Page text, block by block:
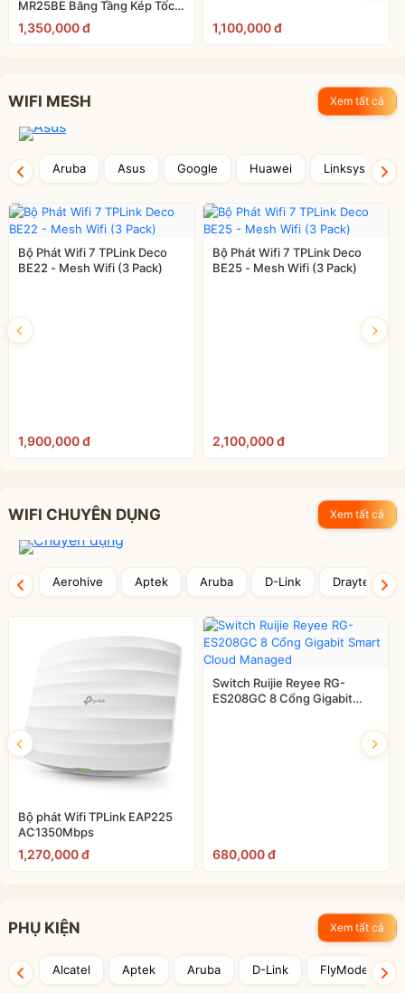
MR25BE Băng Tầng Kép Tốc
độ 3.6 Gbps
1,350,000 đ 1,100,000 đ
WIFI MESH Xem tất cả
Aruba Asus Google Huawei Linksys
Bộ Phát Wifi 7 TPLink Deco
BE22 - Mesh Wifi (3 Pack)
1,900,000 đ
Bộ Phát Wifi 7 TPLink Deco
BE25 - Mesh Wifi (3 Pack)
2,100,000 đ
WIFI CHUYÊN DỤNG Xem tất cả
Aerohive Aptek Aruba D-Link Draytek
Bộ phát Wifi TPLink EAP225
AC1350Mbps
1,270,000 đ
Switch Ruijie Reyee RG-
ES208GC 8 Cổng Gigabit
680,000 đ
PHỤ KIỆN Xem tất cả
Alcatel Aptek Aruba D-Link FlyModem